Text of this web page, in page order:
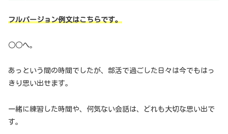
フルバージョン例文はこちらです。
○○へ。
あっという間の時間でしたが、部活で過ごした日々は今でもはっ
きり思い出せます。
一緒に練習した時間や、何気ない会話は、どれも大切な思い出で
す。